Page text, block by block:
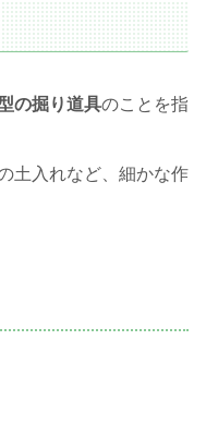
の掘り道具のことを指
土入れなど、細かな作